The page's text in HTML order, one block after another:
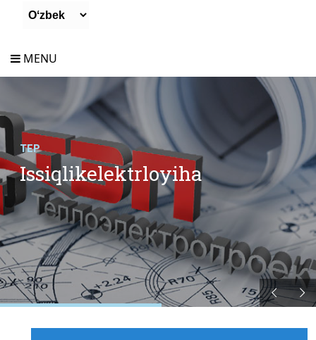
MENU
Issiqlikelektrloyiha
TEP